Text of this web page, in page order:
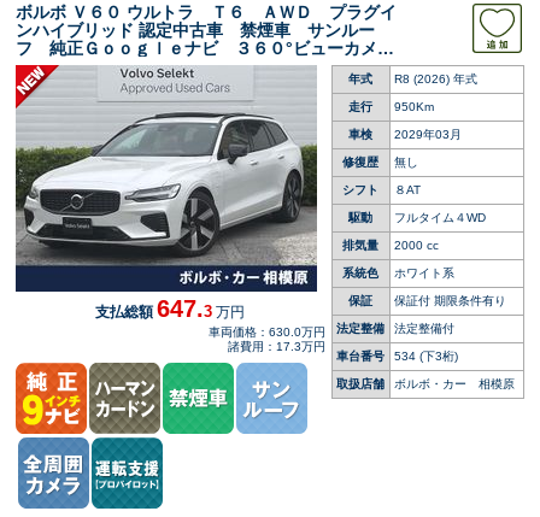
ボルボ Ｖ６０ ウルトラ Ｔ６ ＡＷＤ プラグイ
ンハイブリッド 認定中古車 禁煙車 サンルー
フ 純正Ｇｏｏｇｌｅナビ ３６０°ビューカメ
ラ 黒革シート 全席シートヒーター シートベ
ンチレーション ＡｐｐｌｅＣａｒＰｌａｙ マ
ッサージシート
年式 R8 (2026) 年式
走行 950Km
車検 2029年03月
修復歴 無し
シフト ８AT
駆動 フルタイム４WD
排気量 2000 cc
系統色 ホワイト系
保証 保証付 期限条件有り
法定整備 法定整備付
車台番号 534 (下3桁)
取扱店舗 ボルボ・カー 相模原
支払総額647.3 万円
車両価格：630.0万円
諸費用：17.3万円